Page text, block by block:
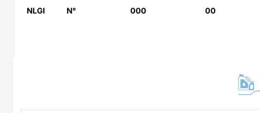
NLGI N° 000 00